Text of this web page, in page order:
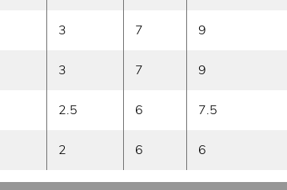
3 7 9
3 7 9
2.5 6 7.5
2 6 6